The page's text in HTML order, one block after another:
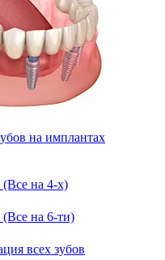
на имплантах
на 4-х)
на 6-ти)
всех зубов